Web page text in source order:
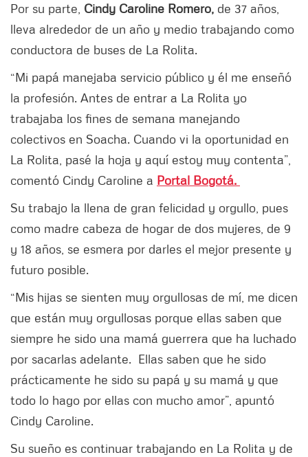
Por su parte, Cindy Caroline Romero, de 37 años,
lleva alrededor de un año y medio trabajando como
conductora de buses de La Rolita.
“Mi papá manejaba servicio público y él me enseñó
la profesión. Antes de entrar a La Rolita yo
trabajaba los fines de semana manejando
colectivos en Soacha. Cuando vi la oportunidad en
La Rolita, pasé la hoja y aquí estoy muy contenta”,
comentó Cindy Caroline a Portal Bogotá.
Su trabajo la llena de gran felicidad y orgullo, pues
como madre cabeza de hogar de dos mujeres, de 9
y 18 años, se esmera por darles el mejor presente y
futuro posible.
“Mis hijas se sienten muy orgullosas de mí, me dicen
que están muy orgullosas porque ellas saben que
siempre he sido una mamá guerrera que ha luchado
por sacarlas adelante. Ellas saben que he sido
prácticamente he sido su papá y su mamá y que
todo lo hago por ellas con mucho amor”, apuntó
Cindy Caroline.
Su sueño es continuar trabajando en La Rolita y de